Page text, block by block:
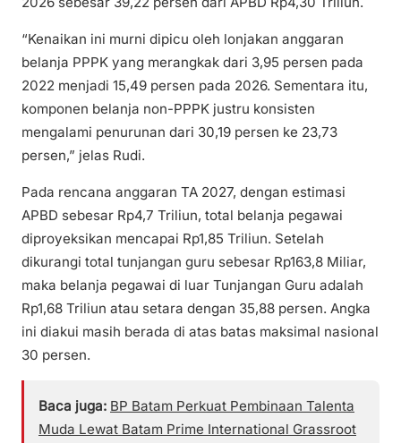
“Kenaikan ini murni dipicu oleh lonjakan anggaran
belanja PPPK yang merangkak dari 3,95 persen pada
2022 menjadi 15,49 persen pada 2026. Sementara itu,
komponen belanja non-PPPK justru konsisten
mengalami penurunan dari 30,19 persen ke 23,73
persen,” jelas Rudi.
Pada rencana anggaran TA 2027, dengan estimasi
APBD sebesar Rp4,7 Triliun, total belanja pegawai
diproyeksikan mencapai Rp1,85 Triliun. Setelah
dikurangi total tunjangan guru sebesar Rp163,8 Miliar,
maka belanja pegawai di luar Tunjangan Guru adalah
Rp1,68 Triliun atau setara dengan 35,88 persen. Angka
ini diakui masih berada di atas batas maksimal nasional
30 persen.
Baca juga: BP Batam Perkuat Pembinaan Talenta
Muda Lewat Batam Prime International Grassroot